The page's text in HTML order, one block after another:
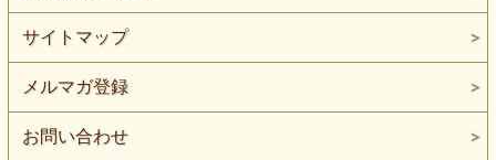
サイトマップ
メルマガ登録
お問い合わせ